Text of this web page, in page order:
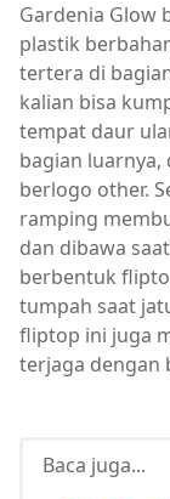
Gardenia Glow
plastik
tertera di
kalian bisa
tempat daur
bagian luarnya,
berlogo other.
ramping
dan dibawa
berbentuk
tumpah saat
fliptop ini juga
terjaga dengan
Baca juga...